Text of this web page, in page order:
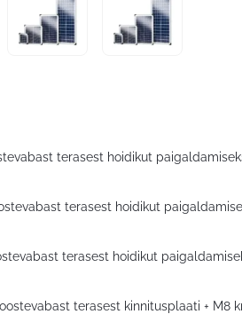
terasest hoidikut
terasest hoidikut
terasest hoidikut
terasest kinnitusplaati + M8